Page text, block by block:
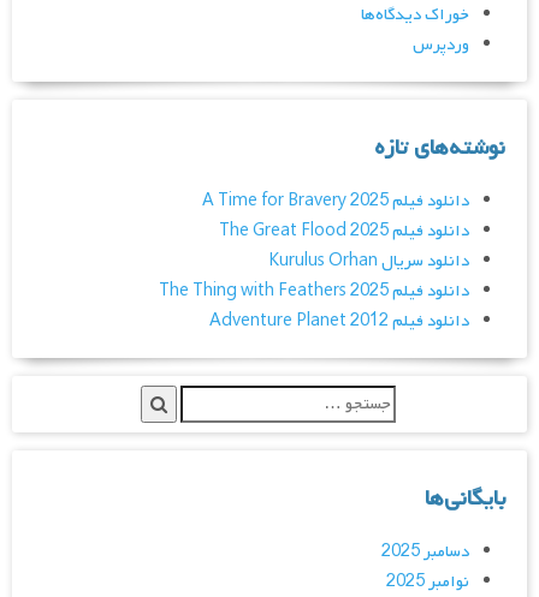
خوراک دیدگاه‌ها
وردپرس
نوشته‌های تازه
دانلود فیلم A Time for Bravery 2025
دانلود فیلم The Great Flood 2025
دانلود سریال Kurulus Orhan
دانلود فیلم The Thing with Feathers 2025
دانلود فیلم Adventure Planet 2012
بایگانی‌ها
دسامبر 2025
نوامبر 2025